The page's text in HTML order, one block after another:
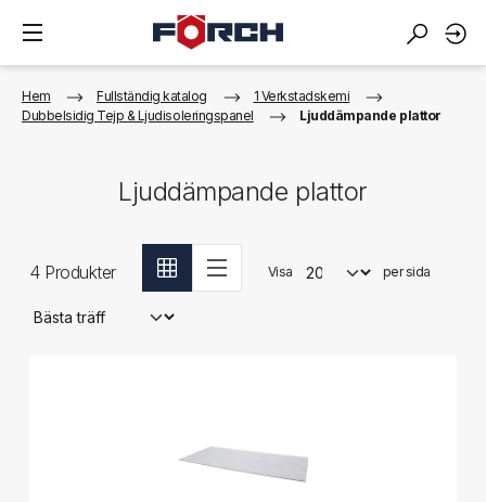
Hem Fullständig katalog
1 Verkstadskemi
Dubbelsidig Tejp & Ljudisoleringspanel
Ljuddämpande plattor
Ljuddämpande plattor
4Produkter Visa per sida